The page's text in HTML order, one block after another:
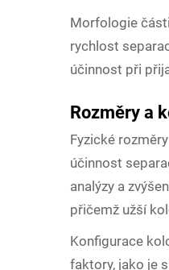
Morfologie
rychlost
účinnost při
Rozměry a
Fyzické
účinnost
analýzy a
přičemž užší
Konfigurace
faktory, jako je